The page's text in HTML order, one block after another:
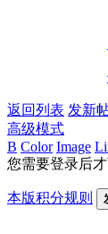
返回列表 发新
高级模式
B Color Image
您需要登录后
本版积分规则